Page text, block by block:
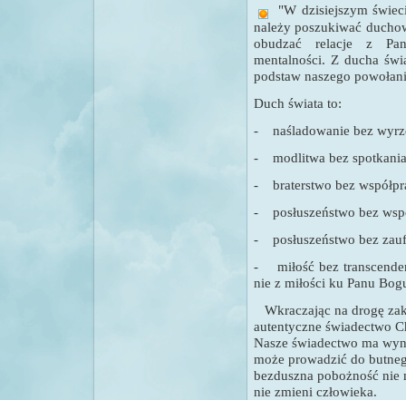
"W dzisiejszym
należy poszukiwać
obudzać relacje z
mentalności. Z ducha
podstaw naszego
Duch świata to:
- naśladowanie bez
- modlitwa bez
- braterstwo bez
- posłuszeństwo bez
- posłuszeństwo bez
- miłość bez
nie z miłości ku Panu
Wkraczając na drogę
autentyczne świadectwo
Nasze świadectwo ma
może prowadzić do
bezduszna pobożność
nie zmieni człowieka.